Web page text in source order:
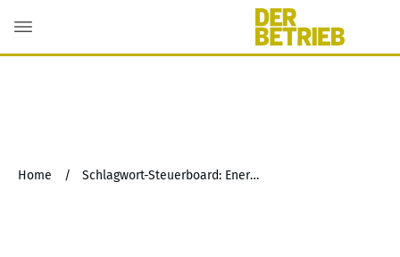
Home / Schlagwort-Steuerboard: Energiekrisenbeitragsgesetz